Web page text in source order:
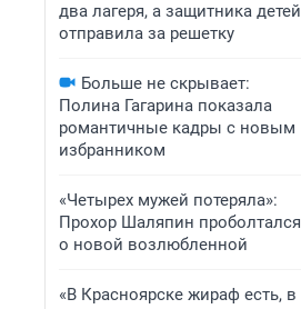
два лагеря, а защитника детей
отправила за решетку
Больше не скрывает:
Полина Гагарина показала
романтичные кадры с новым
избранником
«Четырех мужей потеряла»:
Прохор Шаляпин проболтался
о новой возлюбленной
«В Красноярске жираф есть, в